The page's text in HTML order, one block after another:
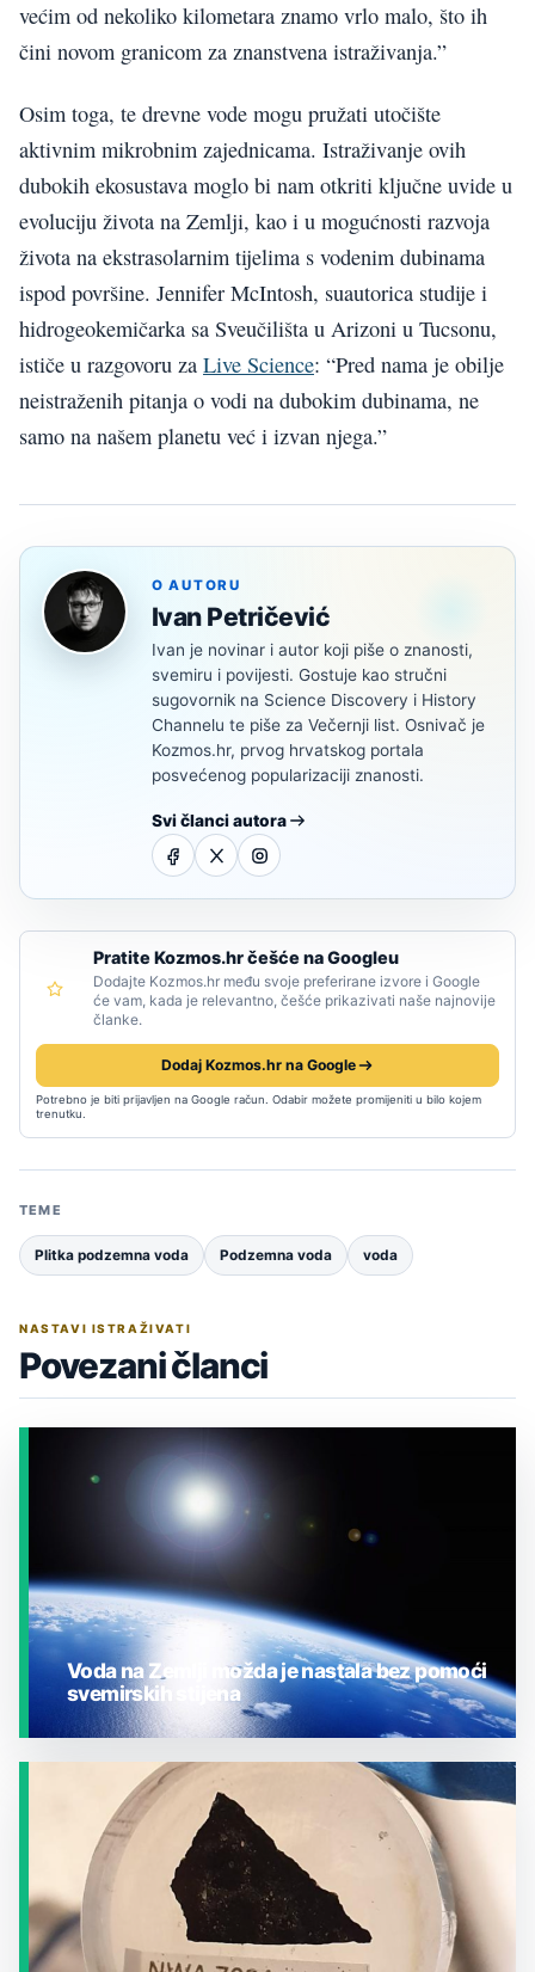
većim od nekoliko kilometara znamo vrlo malo, što ih
čini novom granicom za znanstvena istraživanja.”
Osim toga, te drevne vode mogu pružati utočište
aktivnim mikrobnim zajednicama. Istraživanje ovih
dubokih ekosustava moglo bi nam otkriti ključne uvide u
evoluciju života na Zemlji, kao i u mogućnosti razvoja
života na ekstrasolarnim tijelima s vodenim dubinama
ispod površine. Jennifer McIntosh, suautorica studije i
hidrogeokemičarka sa Sveučilišta u Arizoni u Tucsonu,
ističe u razgovoru za Live Science: “Pred nama je obilje
neistraženih pitanja o vodi na dubokim dubinama, ne
samo na našem planetu već i izvan njega.”
O AUTORU
Ivan Petričević
Ivan je novinar i autor koji piše o znanosti,
svemiru i povijesti. Gostuje kao stručni
sugovornik na Science Discovery i History
Channelu te piše za Večernji list. Osnivač je
Kozmos.hr, prvog hrvatskog portala
posvećenog popularizaciji znanosti.
Svi članci autora
Pratite Kozmos.hr češće na Googleu
Dodajte Kozmos.hr među svoje preferirane izvore i Google
će vam, kada je relevantno, češće prikazivati naše najnovije
članke.
Dodaj Kozmos.hr na Google
Potrebno je biti prijavljen na Google račun. Odabir možete promijeniti u bilo kojem
trenutku.
TEME
Plitka podzemna voda Podzemna voda voda
NASTAVI ISTRAŽIVATI
Povezani članci
JESTE LI ZNALI?
Voda na Zemlji možda je nastala bez pomoći
svemirskih stijena